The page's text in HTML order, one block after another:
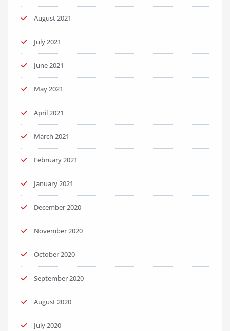
August 2021
July 2021
June 2021
May 2021
April 2021
March 2021
February 2021
January 2021
December 2020
November 2020
October 2020
September 2020
August 2020
July 2020